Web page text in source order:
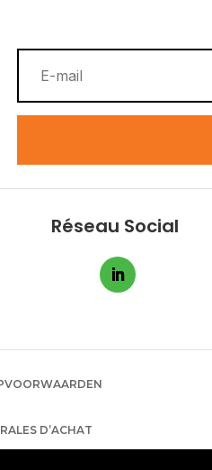
Réseau Social
D’ACHAT